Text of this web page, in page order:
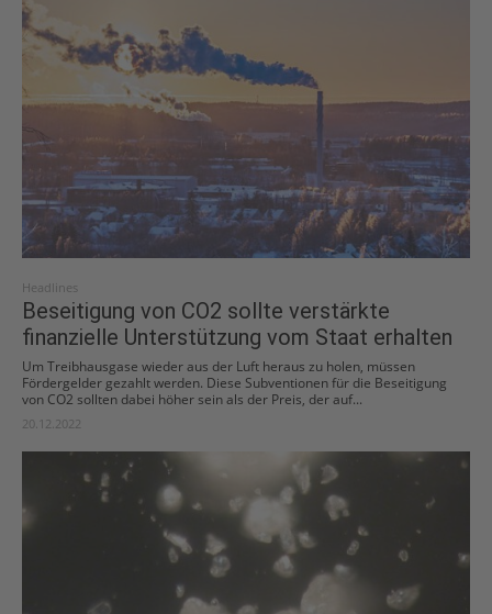
Headlines
Beseitigung von CO2 sollte verstärkte
finanzielle Unterstützung vom Staat erhalten
Um Treibhausgase wieder aus der Luft heraus zu holen, müssen
Fördergelder gezahlt werden. Diese Subventionen für die Beseitigung
von CO2 sollten dabei höher sein als der Preis, der auf...
20.12.2022